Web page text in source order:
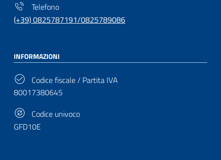
Telefono
(+39) 0825787191/0825789086
INFORMAZIONI
Codice fiscale / Partita IVA
80017380645
Codice univoco
GFD10E